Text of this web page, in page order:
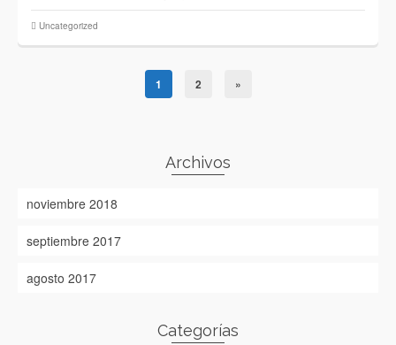
Uncategorized
1 2 »
Archivos
noviembre 2018
septiembre 2017
agosto 2017
Categorías